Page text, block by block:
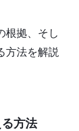
根拠、そし
方法を解説
方法